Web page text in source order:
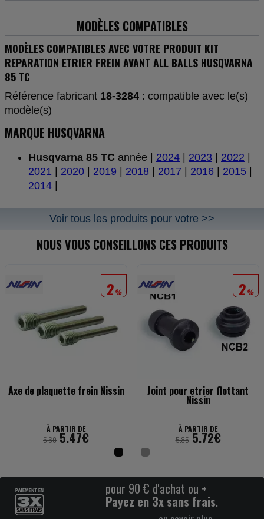
MODÈLES COMPATIBLES
MODÈLES COMPATIBLES AVEC VOTRE PRODUIT KIT
REPARATION ETRIER FREIN AVANT ALL BALLS HUSQVARNA
85 TC
Référence fabricant 18-3284 : compatible avec le(s)
modèle(s)
MARQUE HUSQVARNA
Husqvarna 85 TC année | 2024 2023 2022
2021
2020 2019 2018 2017 2016 2015
2014
Voir tous les produits pour votre >>
NOUS VOUS CONSEILLONS CES PRODUITS
2%
Axe de plaquette frein Nissin
À PARTIR DE
5.605.47€
2%
Joint pour etrier flottant
Nissin
À PARTIR DE
5.855.72€
pour 90 € d'achat ou +
Payez en 3x sans frais.